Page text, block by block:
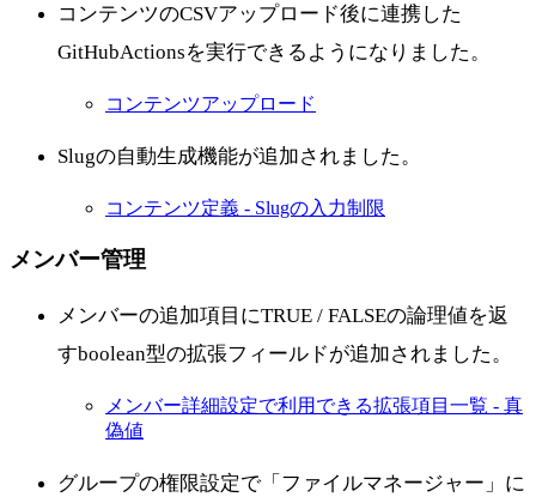
コンテンツのCSVアップロード後に連携した
GitHubActionsを実行できるようになりました。
コンテンツアップロード
Slugの自動生成機能が追加されました。
コンテンツ定義 - Slugの入力制限
メンバー管理
メンバーの追加項目にTRUE / FALSEの論理値を返
すboolean型の拡張フィールドが追加されました。
メンバー詳細設定で利用できる拡張項目一覧 - 真
偽値
グループの権限設定で「ファイルマネージャー」に